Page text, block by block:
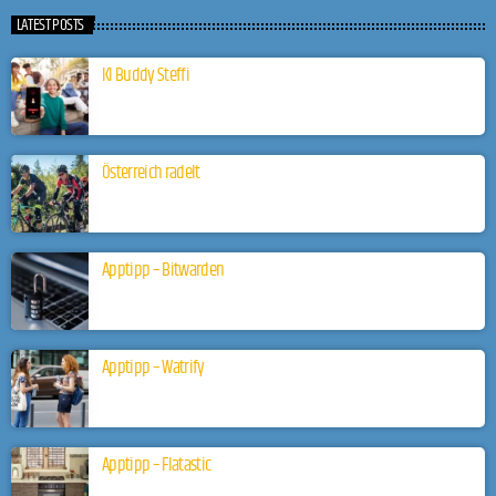
LATEST POSTS
KI Buddy Steffi
Österreich radelt
Apptipp – Bitwarden
Apptipp – Watrify
Apptipp – Flatastic